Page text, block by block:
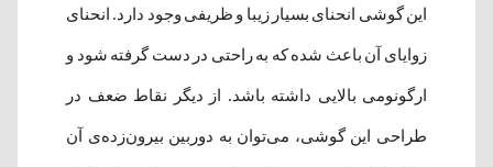
این گوشی انحنای بسیار زیبا و ظریفی وجود دارد. انحنای
زوایای آن باعث شده که به راحتی در دست گرفته‌ شود و
ارگونومی بالایی داشته ‌باشد. از دیگر نقاط ضعف در
طراحی این گوشی، می‌توان به دوربین بیرون‌زده‌ی آن